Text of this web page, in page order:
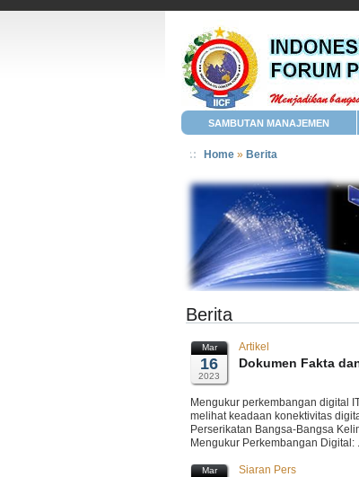
SAMBUTAN MANAJEMEN
Home » Berita
Berita
Mar
16
2023
Artikel
Dokumen Fakta
Mengukur perkembangan digital
melihat keadaan konektivitas
Perserikatan Bangsa-Bangsa
Mengukur Perkembangan Digital:
Mar Siaran Pers